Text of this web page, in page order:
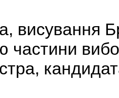
висування
частини